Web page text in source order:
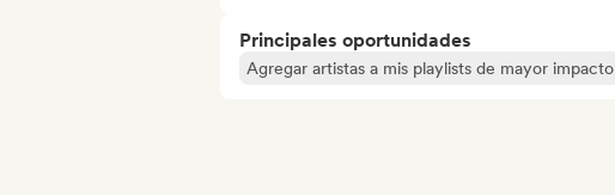
Principales oportunidades
Agregar artistas a mis playlists de mayor impacto